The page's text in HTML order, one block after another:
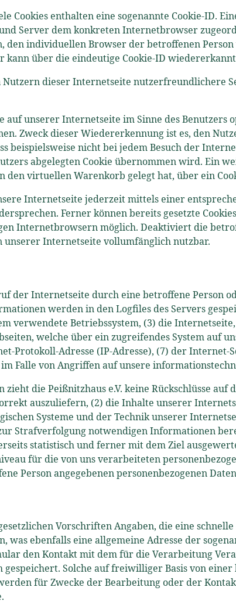
enthalten eine sogenannte Cookie-ID.
Server dem konkreten Internetbrowser
den individuellen Browser der betroffenen
über die eindeutige Cookie-ID
Nutzern dieser Internetseite nutzerfreundlichere
unserer Internetseite im Sinne des
Zweck dieser Wiedererkennung ist es, den
beispielsweise nicht bei jedem Besuch der
abgelegten Cookie übernommen wird. Ein
den virtuellen Warenkorb gelegt hat, über ein
Internetseite jederzeit mittels einer
Ferner können bereits gesetzte
Internetbrowsern möglich. Deaktiviert die
Internetseite vollumfänglich nutzbar.
der Internetseite durch eine betroffene Person
werden in den Logfiles des Servers
verwendete Betriebssystem, (3) die
welche über ein zugreifendes System auf
Protokoll-Adresse (IP-Adresse), (7) der Internet-
Falle von Angriffen auf unsere
die Peißnitzhaus e.V. keine Rückschlüsse
auszuliefern, (2) die Inhalte unserer
Systeme und der Technik unserer
Strafverfolgung notwendigen Informationen
statistisch und ferner mit dem Ziel
für die von uns verarbeiteten
Person angegebenen personenbezogenen
Vorschriften Angaben, die eine
ebenfalls eine allgemeine Adresse der
den Kontakt mit dem für die Verarbeitung
Solche auf freiwilliger Basis von
für Zwecke der Bearbeitung oder der